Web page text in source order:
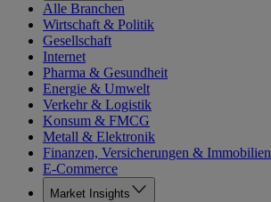
Alle Branchen
Wirtschaft & Politik
Gesellschaft
Internet
Pharma & Gesundheit
Energie & Umwelt
Verkehr & Logistik
Konsum & FMCG
Metall & Elektronik
Finanzen, Versicherungen & Immobilien
E-Commerce
Market Insights